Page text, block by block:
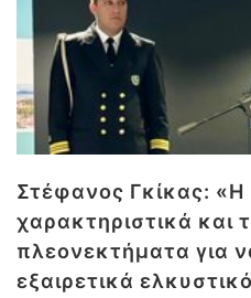
Στέφανος Γκίκας: «Η
χαρακτηριστικά και
πλεονεκτήματα για
εξαιρετικά